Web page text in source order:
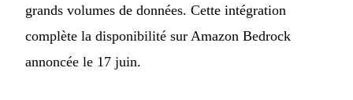
grands volumes de données. Cette intégration
complète la disponibilité sur Amazon Bedrock
annoncée le 17 juin.